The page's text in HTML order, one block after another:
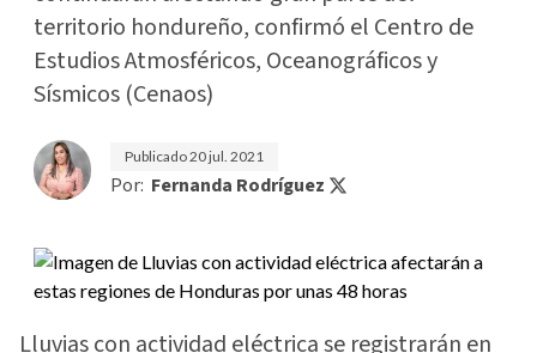
territorio hondureño, confirmó el Centro de
Estudios Atmosféricos, Oceanográficos y
Sísmicos (Cenaos)
Publicado20 jul. 2021
Por: Fernanda Rodríguez
Lluvias con actividad eléctrica se registrarán en